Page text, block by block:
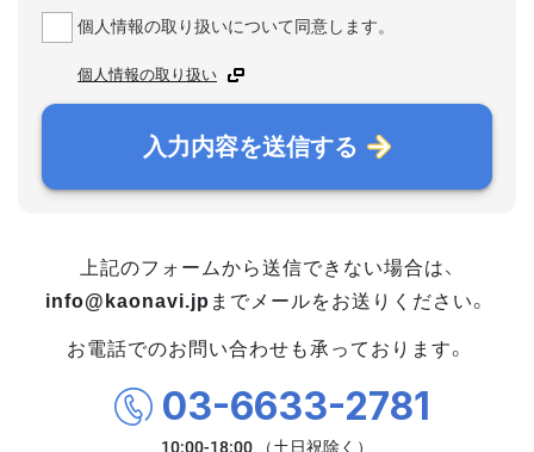
個人情報の取り扱いについて同意します。
個人情報の取り扱い
入力内容を送信する
上記のフォームから送信できない場合は、
info@kaonavi.jp までメールをお送りください。
お電話でのお問い合わせも承っております。
03-6633-2781